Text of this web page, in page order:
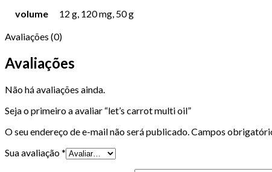
volume
12 g, 120 mg, 50 g
Avaliações (0)
Avaliações
Não há avaliações ainda.
Seja o primeiro a avaliar “let’s carrot multi oil”
O seu endereço de e-mail não será publicado.Campos
Sua avaliação*